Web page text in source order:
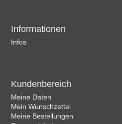
Informationen
Infos
Kundenbereich
Meine Daten
Mein Wunschzettel
Meine Bestellungen